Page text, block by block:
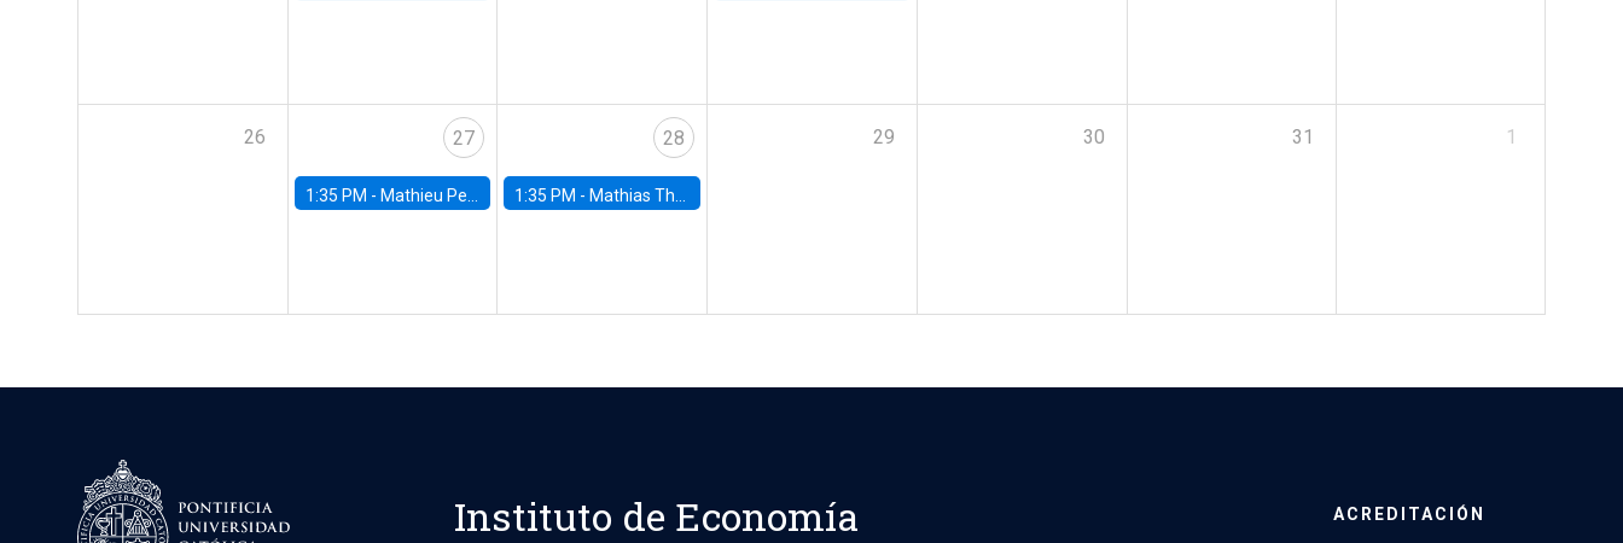
26 27
1:35 PM - Mathieu Pedemonte, IDB
28
1:35 PM - Mathias Thoenig, University of Lausanne
29 30 31 1
Instituto de Economía ACREDITACIÓN